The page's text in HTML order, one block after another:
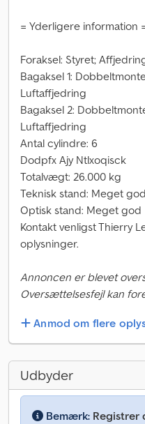
= Yderligere information
Foraksel: Styret;
Bagaksel 1:
Luftaffjedring
Bagaksel 2:
Luftaffjedring
Antal cylindre: 6
Dodpfx Ajy Ntlxoqisck
Totalvægt: 26.000 kg
Teknisk stand: Meget god
Optisk stand: Meget god
Kontakt venligst Thierry
oplysninger.
Annoncen er blevet
Oversættelsesfejl kan
Anmod om flere
Udbyder
Bemærk: Registrer